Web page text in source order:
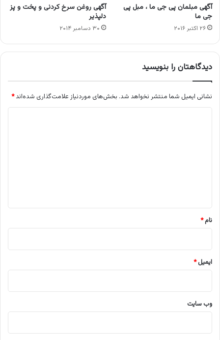
آگهی مبلمان پی جی ما ، مبل پی
جی ما
۲۶ اکتبر ۲۰۱۶
آگهی روغن سرخ کردنی و پخت و پز
دلپذیر
۳۰ دسامبر ۲۰۱۴
دیدگاهتان را بنویسید
نشانی ایمیل شما منتشر نخواهد شد. بخش‌های موردنیاز علامت‌گذاری شده‌اند*
نام*
ایمیل*
وب‌ سایت